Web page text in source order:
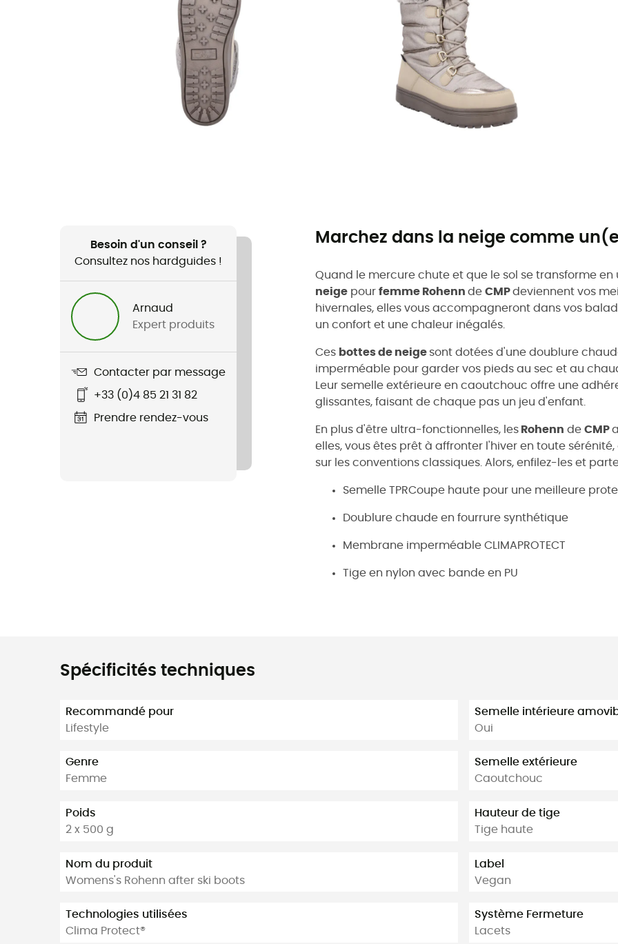
Besoin d'un conseil ?
Consultez nos hardguides !
Arnaud
Expert produits
Contacter par message
+33 (0)4 85 21 31 82
Prendre rendez-vous
Marchez dans la neige comme
Quand le mercure chute et que le sol se transforme
neige pour femme Rohenn de CMPdeviennent vos
hivernales, elles vous accompagneront dans vos
un confort et une chaleur inégalés.
Ces bottes de neige sont dotées d'une doublure
imperméable pour garder vos pieds au sec et au
Leur semelle extérieure en caoutchouc offre une
glissantes, faisant de chaque pas un jeu d'enfant.
En plus d'être ultra-fonctionnelles, les Rohenn de CMP
elles, vous êtes prêt à affronter l'hiver en toute
sur les conventions classiques. Alors, enfilez-les et
Semelle TPRCoupe haute pour une meilleure
Doublure chaude en fourrure synthétique
Membrane imperméable CLIMAPROTECT
Tige en nylon avec bande en PU
Spécificités techniques
Recommandé pour
Lifestyle
Genre
Femme
Poids
2 x 500 g
Nom du produit
Womens's Rohenn after ski boots
Technologies utilisées
Clima Protect®
Semelle intérieure
Oui
Semelle extérieure
Caoutchouc
Hauteur de tige
Tige haute
Label
Vegan
Système Fermeture
Lacets